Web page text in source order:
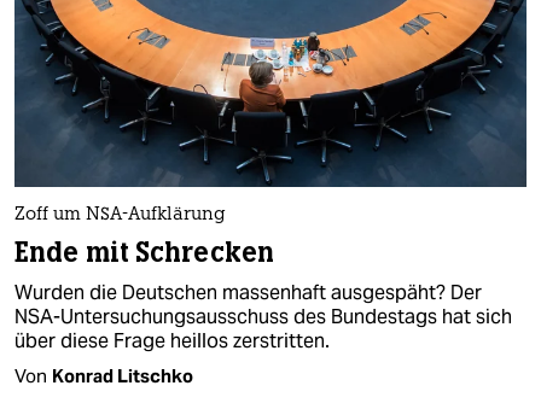
Zoff um NSA-Aufklärung
Ende mit Schrecken
Wurden die Deutschen massenhaft ausgespäht? Der
NSA-Untersuchungsausschuss des Bundestags hat sich
über diese Frage heillos zerstritten.
Von Konrad Litschko